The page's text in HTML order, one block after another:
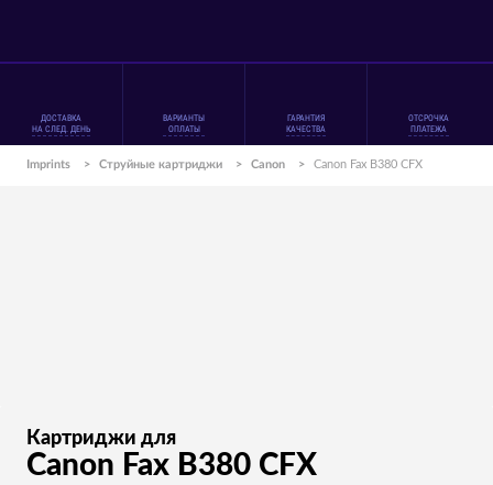
ДОСТАВКА
НА СЛЕД. ДЕНЬ
ВАРИАНТЫ
ОПЛАТЫ
ГАРАНТИЯ
КАЧЕСТВА
ОТСРОЧКА
ПЛАТЕЖА
Imprints > Струйные картриджи > Canon > Canon Fax B380 CFX
Картриджи для
Canon Fax B380 CFX